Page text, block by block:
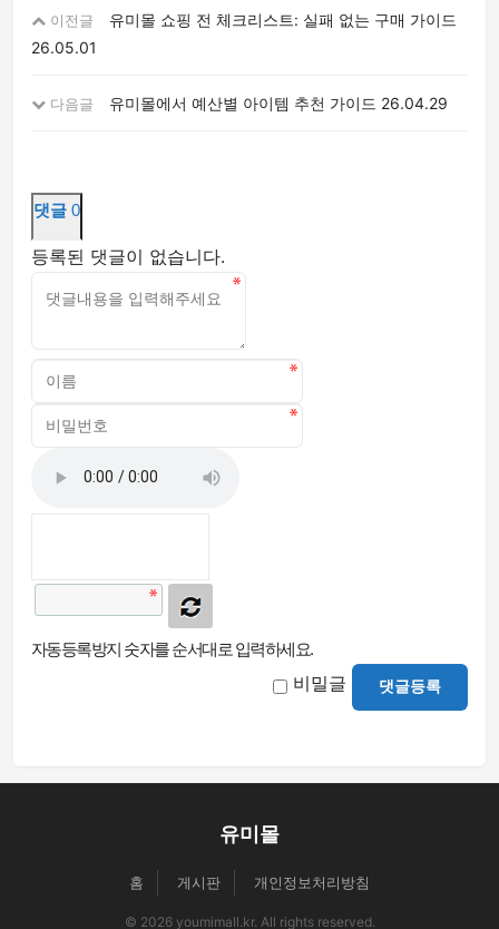
이전글
유미몰 쇼핑 전 체크리스트: 실패 없는 구매 가이드
26.05.01
다음글 유미몰에서 예산별 아이템 추천 가이드 26.04.29
댓글 0
등록된 댓글이 없습니다.
자동등록방지 숫자를 순서대로 입력하세요.
비밀글 댓글등록
유미몰
홈 게시판 개인정보처리방침
© 2026 youmimall.kr. All rights reserved.